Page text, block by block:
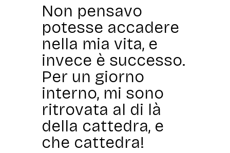
Non pensavo
potesse accadere
nella mia vita, e
invece è successo.
Per un giorno
interno, mi sono
ritrovata al di là
della cattedra, e
che cattedra!